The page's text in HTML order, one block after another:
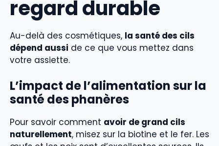
regard durable
Au-delà des cosmétiques, la santé des cils
dépend aussi de ce que vous mettez dans
votre assiette.
L’impact de l’alimentation sur la
santé des phanères
Pour savoir comment avoir de grand cils
naturellement, misez sur la biotine et le fer. Les